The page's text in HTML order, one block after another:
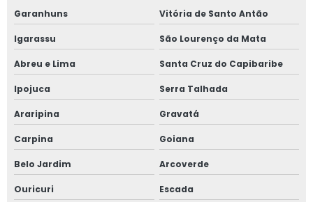
Garanhuns Vitória de Santo Antão
Igarassu São Lourenço da Mata
Abreu e Lima Santa Cruz do Capibaribe
Ipojuca Serra Talhada
Araripina Gravatá
Carpina Goiana
Belo Jardim Arcoverde
Ouricuri Escada